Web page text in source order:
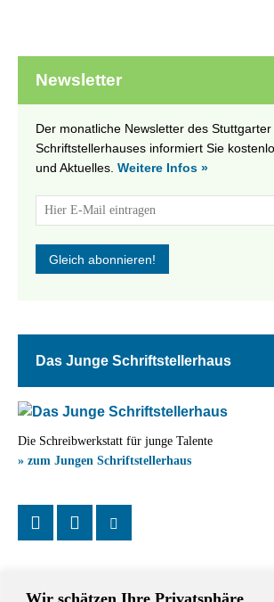
Wir schätzen Ihre Privatsphäre
Newsletter
Der monatliche Newsletter des Stuttgarter
Schriftstellerhauses informiert Sie
und Aktuelles. Weitere Infos »
Das Junge Schriftstellerhaus
Die Schreibwerkstatt für junge Talente
» zum Jungen Schriftstellerhaus